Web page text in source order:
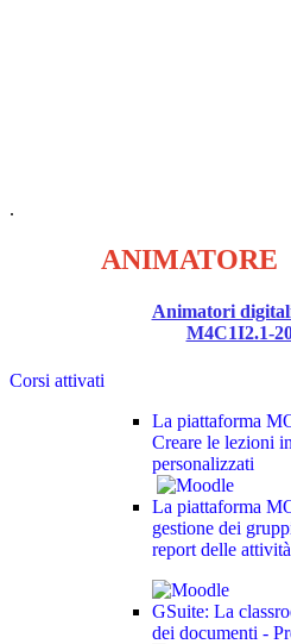
.
Animatori
M4C1I2.1-
Corsi attivati
La piattaforma
Creare le lezioni
personalizzati
La piattaforma
gestione dei
report delle attività
GSuite: La
dei documenti -